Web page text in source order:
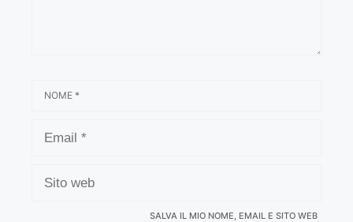
WEB
SALVA IL MIO NOME, EMAIL E SITO WEB